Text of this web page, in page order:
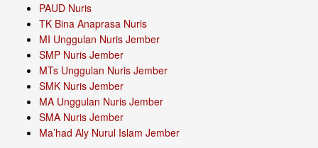
PAUD Nuris
TK Bina Anaprasa Nuris
MI Unggulan Nuris Jember
SMP Nuris Jember
MTs Unggulan Nuris Jember
SMK Nuris Jember
MA Unggulan Nuris Jember
SMA Nuris Jember
Ma’had Aly Nurul Islam Jember